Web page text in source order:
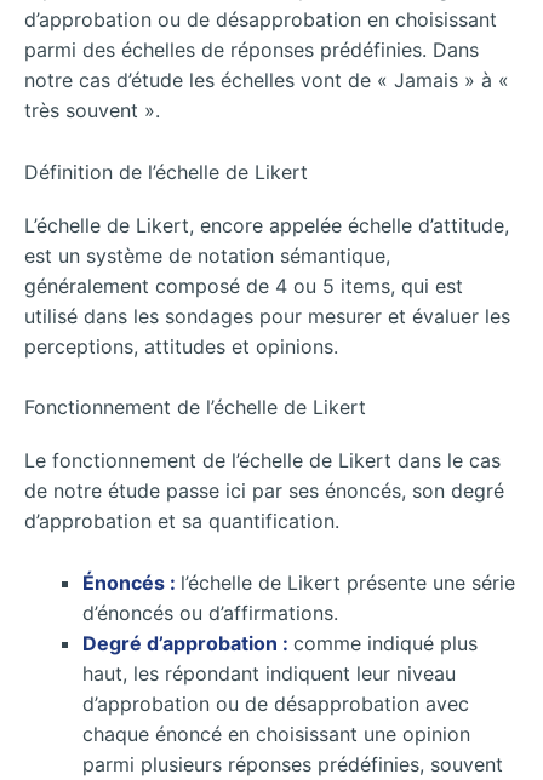
d’approbation ou de désapprobation en choisissant
parmi des échelles de réponses prédéfinies. Dans
notre cas d’étude les échelles vont de « Jamais » à «
très souvent ».
Définition de l’échelle de Likert
L’échelle de Likert, encore appelée échelle d’attitude,
est un système de notation sémantique,
généralement composé de 4 ou 5 items, qui est
utilisé dans les sondages pour mesurer et évaluer les
perceptions, attitudes et opinions.
Fonctionnement de l’échelle de Likert
Le fonctionnement de l’échelle de Likert dans le cas
de notre étude passe ici par ses énoncés, son degré
d’approbation et sa quantification.
Énoncés : l’échelle de Likert présente une série
d’énoncés ou d’affirmations.
Degré d’approbation : comme indiqué plus
haut, les répondant indiquent leur niveau
d’approbation ou de désapprobation avec
chaque énoncé en choisissant une opinion
parmi plusieurs réponses prédéfinies, souvent